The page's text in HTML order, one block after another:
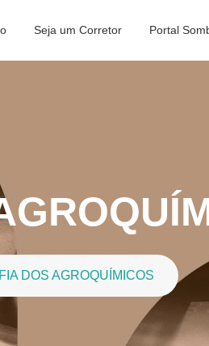
Seja um Corretor Portal
DOS AGROQUÍMICOS